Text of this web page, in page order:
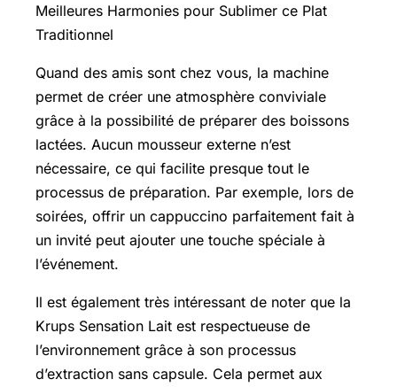
Meilleures Harmonies pour Sublimer ce Plat
Traditionnel
Quand des amis sont chez vous, la machine
permet de créer une atmosphère conviviale
grâce à la possibilité de préparer des boissons
lactées. Aucun mousseur externe n’est
nécessaire, ce qui facilite presque tout le
processus de préparation. Par exemple, lors de
soirées, offrir un cappuccino parfaitement fait à
un invité peut ajouter une touche spéciale à
l’événement.
Il est également très intéressant de noter que la
Krups Sensation Lait est respectueuse de
l’environnement grâce à son processus
d’extraction sans capsule. Cela permet aux